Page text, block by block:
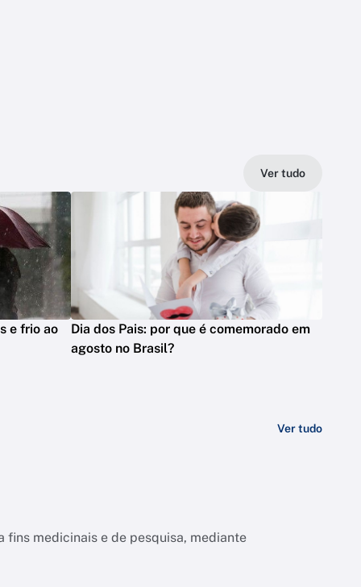
Ver tudo
e frio ao
Dia dos Pais: por que é comemorado em
agosto no Brasil?
Ver tudo
fins medicinais e de pesquisa, mediante